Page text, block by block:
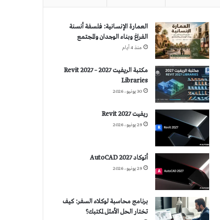
العمارة الإنسانية: فلسفة أنسنة
الفراغ وبناء الوجدان والمجتمع
منذ 4 أيام
مكتبة الريفيت 2027 – Revit 2027
Libraries
30 يونيو، 2026
ريفيت 2027 Revit
29 يونيو، 2026
أتوكاد 2027 AutoCAD
29 يونيو، 2026
برنامج محاسبة لوكلاء السفر: كيف
تختار الحل الأمثل لمكتبك؟